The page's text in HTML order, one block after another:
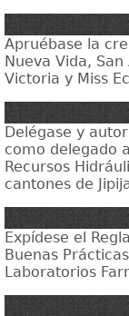
Apruébase la
Nueva Vida,
Victoria y Miss
Delégase y
como delegado
Recursos
cantones de
Expídese el
Buenas
Laboratorios